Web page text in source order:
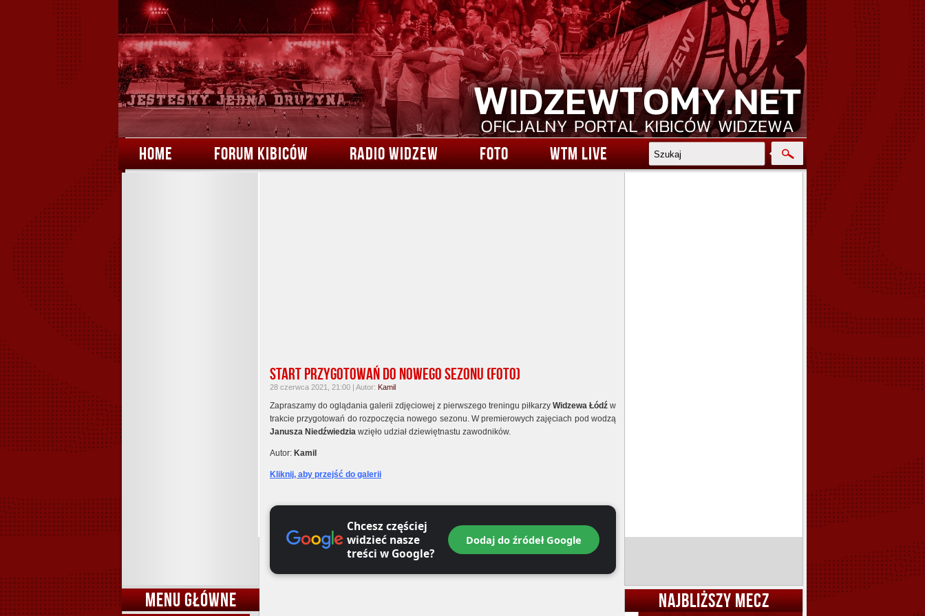
HOME FORUM KIBICÓW RADIO WIDZEW FOTO WTM LIVE
MENU GŁÓWNE
Start przygotowań do nowego sezonu (foto)
28 czerwca 2021, 21:00 | Autor: Kamil
Zapraszamy do oglądania galerii zdjęciowej z pierwszego treningu piłkarzy Widzewa Łódź w
trakcie przygotowań do rozpoczęcia nowego sezonu. W premierowych zajęciach pod wodzą
Janusza Niedźwiedzia wzięło udział dziewiętnastu zawodników.
Autor: Kamil
Kliknij, aby przejść do galerii
Chcesz częściej
widzieć nasze
treści w Google?
Dodaj do źródeł Google
NAJBLIŻSZY MECZ